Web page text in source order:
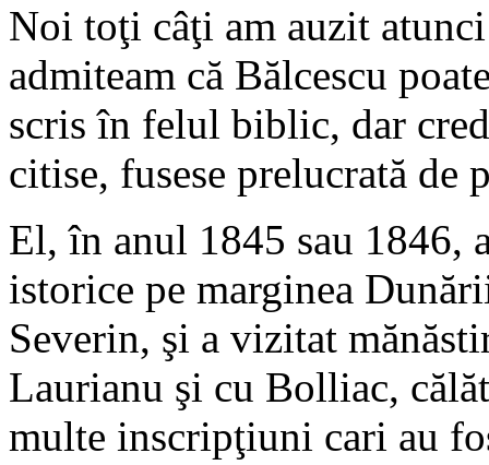
Noi toţi câţi am auzit
admiteam că Bălcescu
scris în felul biblic, dar
citise, fusese prelucrată de
El, în anul 1845 sau 1846,
istorice pe marginea
Severin, şi a vizitat
Laurianu şi cu Bolliac,
multe inscripţiuni cari au